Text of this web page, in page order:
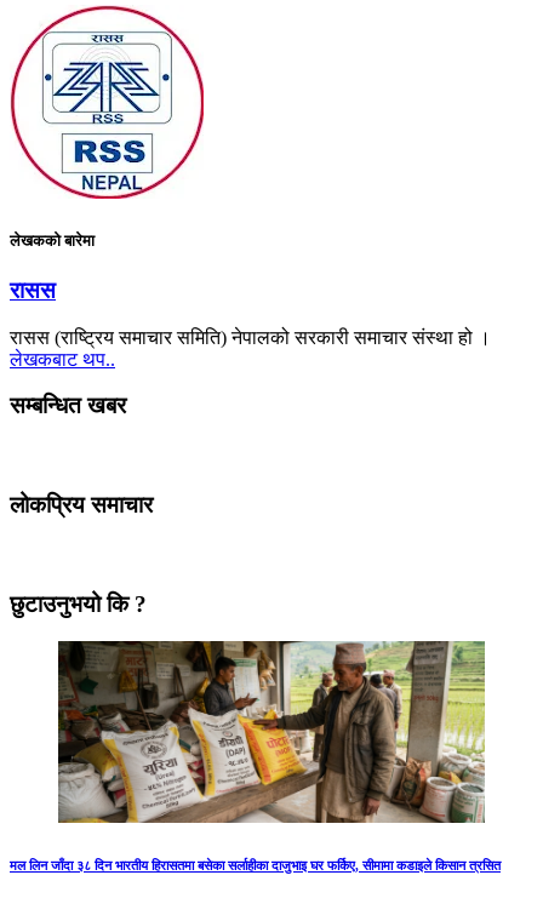
लेखकको बारेमा
रासस
रासस (राष्ट्रिय समाचार समिति) नेपालको सरकारी समाचार संस्था हो ।
लेखकबाट थप..
सम्बन्धित खबर
लोकप्रिय समाचार
छुटाउनुभयो कि ?
मल लिन जाँदा ३८ दिन भारतीय हिरासतमा बसेका सर्लाहीका दाजुभाइ घर फर्किए, सीमामा कडाइले किसान त्रसित